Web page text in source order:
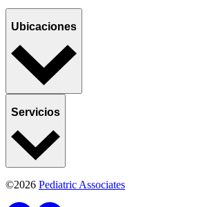
Ubicaciones
Servicios
©2026 Pediatric Associates